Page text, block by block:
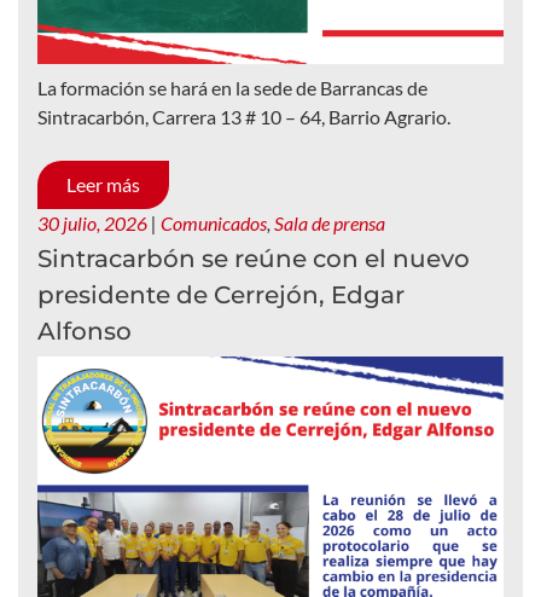
La formación se hará en la sede de Barrancas de
Sintracarbón, Carrera 13 # 10 – 64, Barrio Agrario.
Leer más
30 julio, 2026 | Comunicados Sala de prensa
Sintracarbón se reúne con el nuevo
presidente de Cerrejón, Edgar
Alfonso